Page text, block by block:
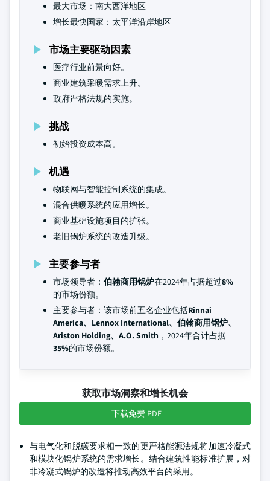
最大市场：南大西洋地区
增长最快国家：太平洋沿岸地区
市场主要驱动因素
医疗行业前景向好。
商业建筑采暖需求上升。
政府严格法规的实施。
挑战
初始投资成本高。
机遇
物联网与智能控制系统的集成。
混合供暖系统的应用增长。
商业基础设施项目的扩张。
老旧锅炉系统的改造升级。
主要参与者
市场领导者： 伯翰商用锅炉在2024年占据超过8%
的市场份额。
主要参与者：该市场前五名企业包括Rinnai
America、Lennox International、伯翰商用锅炉、
Ariston Holding、A.O. Smith ，2024年合计占据
35%的市场份额。
获取市场洞察和增长机会
下载免费 PDF
与电气化和脱碳要求相一致的更严格能源法规将加速冷凝式
和模块化锅炉系统的需求增长。结合建筑性能标准扩展，对
非冷凝式锅炉的改造将推动高效平台的采用。